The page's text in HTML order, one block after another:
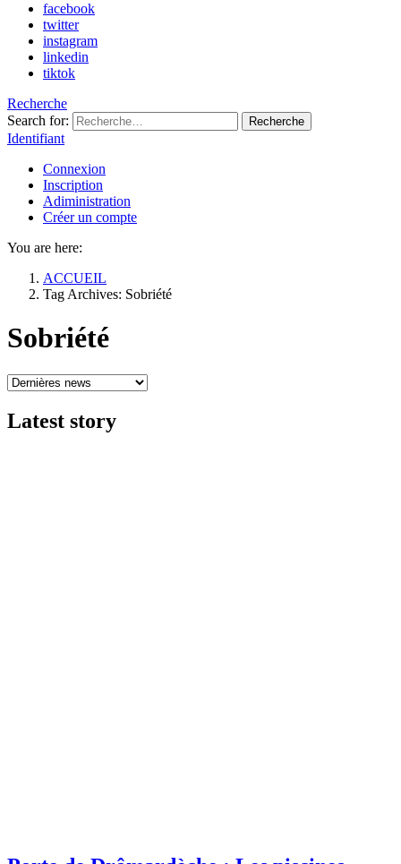
facebook
twitter
instagram
linkedin
tiktok
Recherche
Search for:
Recherche
Identifiant
Connexion
Inscription
Adiministration
Créer un compte
You are here:
ACCUEIL
Tag Archives: Sobriété
Sobriété
Latest story